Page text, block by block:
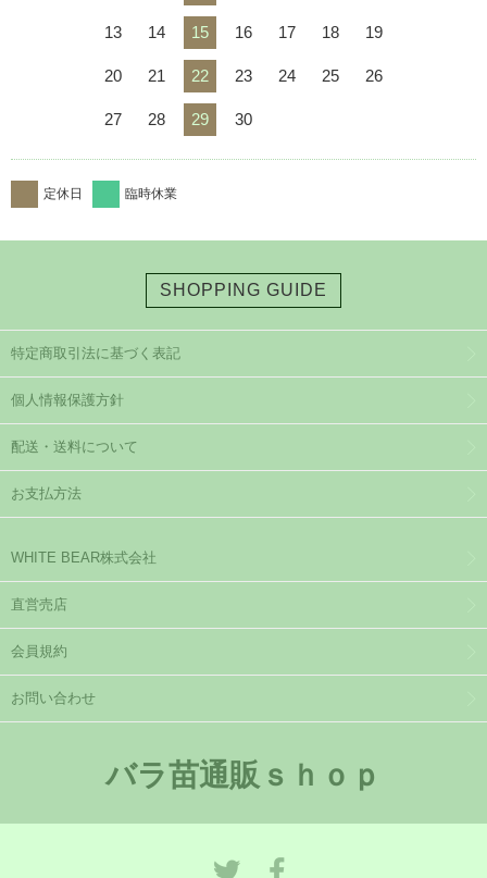
13 14 15 16 17 18 19
20 21 22 23 24 25 26
27 28 29 30
定休日 臨時休業
SHOPPING GUIDE
特定商取引法に基づく表記
個人情報保護方針
配送・送料について
お支払方法
WHITE BEAR株式会社
直営売店
会員規約
お問い合わせ
バラ苗通販ｓｈｏｐ